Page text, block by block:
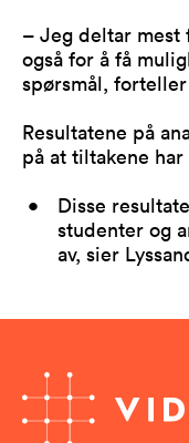
– Jeg deltar mest
også for å få
spørsmål,
Resultatene på
på at tiltakene
Disse
studenter og
av, sier